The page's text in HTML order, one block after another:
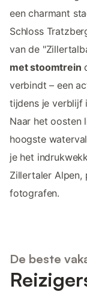
een charmant
Schloss
van de
met stoomtrein
verbindt – een
tijdens je verblijf
Naar het oosten
hoogste
je het
Zillertaler
fotografen.
De beste